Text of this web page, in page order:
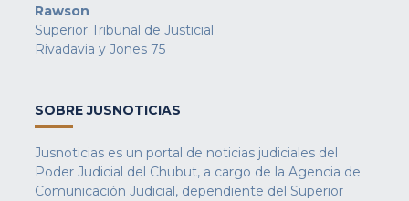
Rawson
Superior Tribunal de Justicial
Rivadavia y Jones 75
SOBRE JUSNOTICIAS
Jusnoticias es un portal de noticias judiciales del
Poder Judicial del Chubut, a cargo de la Agencia de
Comunicación Judicial, dependiente del Superior